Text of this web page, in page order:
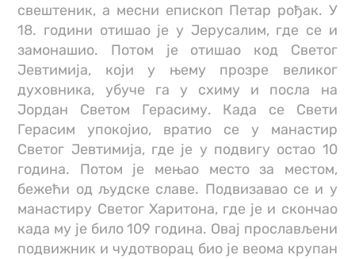
свештеник, а месни епископ Петар рођак. У
18. години отишао је у Јерусалим, где се и
замонашио. Потом је отишао код Светог
Јевтимија, који у њему прозре великог
духовника, убуче га у схиму и посла на
Јордан Светом Герасиму. Када се Свети
Герасим упокојио, вратио се у манастир
Светог Јевтимија, где је у подвигу остао 10
година. Потом је мењао место за местом,
бежећи од људске славе. Подвизавао се и у
манастиру Светог Харитона, где је и скончао
када му је било 109 година. Овај прослављени
подвижник и чудотворац био је веома крупан